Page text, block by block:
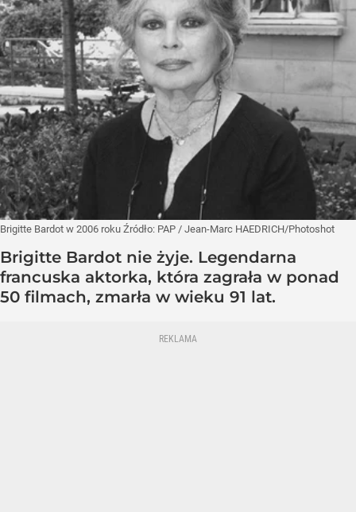
Brigitte Bardot w 2006 roku Źródło: PAP / Jean-Marc HAEDRICH/Photoshot
Brigitte Bardot nie żyje. Legendarna
francuska aktorka, która zagrała w ponad
50 filmach, zmarła w wieku 91 lat.